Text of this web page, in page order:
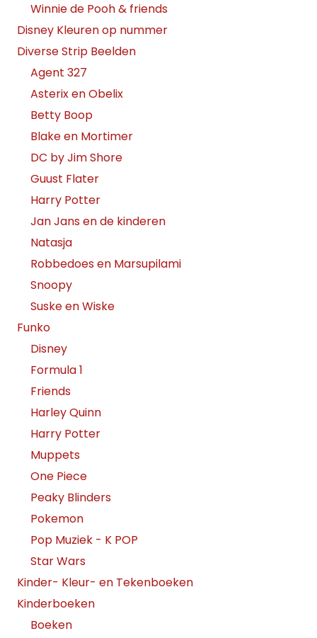
Winnie de Pooh & friends
Disney Kleuren op nummer
Diverse Strip Beelden
Agent 327
Asterix en Obelix
Betty Boop
Blake en Mortimer
DC by Jim Shore
Guust Flater
Harry Potter
Jan Jans en de kinderen
Natasja
Robbedoes en Marsupilami
Snoopy
Suske en Wiske
Funko
Disney
Formula 1
Friends
Harley Quinn
Harry Potter
Muppets
One Piece
Peaky Blinders
Pokemon
Pop Muziek - K POP
Star Wars
Kinder- Kleur- en Tekenboeken
Kinderboeken
Boeken